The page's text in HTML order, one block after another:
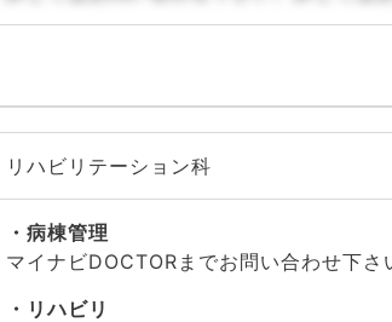
リハビリテーション科
病棟管理
マイナビDOCTORまでお問い合わせ下さ
リハビリ